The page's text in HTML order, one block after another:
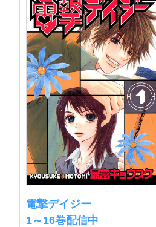
電撃デイジー
1～16巻配信中